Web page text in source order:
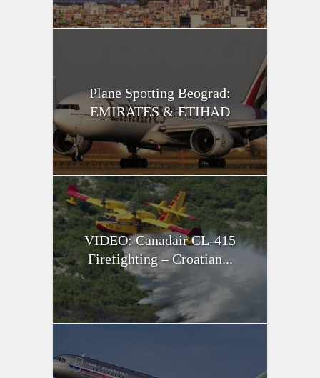
Plane Spotting Beograd:
EMIRATES & ETIHAD
VIDEO: Canadair CL-415
Firefighting – Croatian...